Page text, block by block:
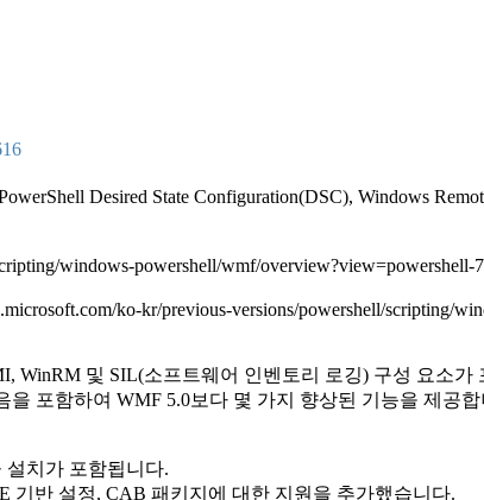
Desired State Configuration(DSC), Windows
windows-powershell/wmf/
ko-kr/previous-versions/powershell/scripting/
WinRM 및 SIL(소프트웨어 인벤토리 로깅) 구성 요소가
을 포함하여 WMF 5.0보다 몇 가지 향상된 기능을 제공
설치가 포함됩니다.
기반 설정, CAB 패키지에 대한 지원을 추가했습니다.